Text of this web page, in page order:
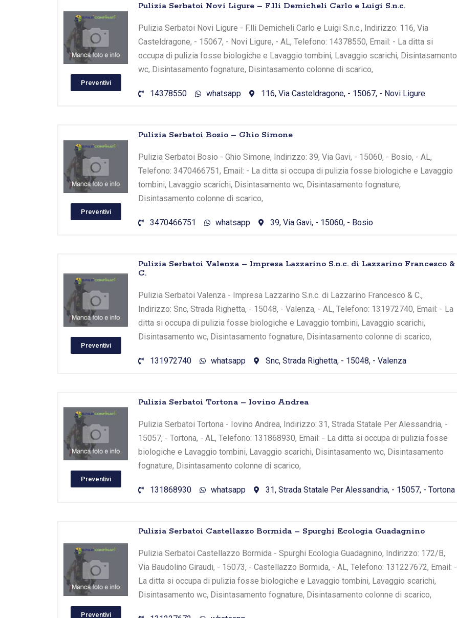
Preventivi
Pulizia Serbatoi Novi Ligure – F.lli Demicheli Carlo e Luigi S.n.c.
Pulizia Serbatoi Novi Ligure - F.lli Demicheli Carlo e Luigi S.n.c., Indirizzo: 116, Via
Casteldragone, - 15067, - Novi Ligure, - AL, Telefono: 14378550, Email: - La ditta si
occupa di pulizia fosse biologiche e Lavaggio tombini, Lavaggio scarichi, Disintasamento
wc, Disintasamento fognature, Disintasamento colonne di scarico,
14378550 whatsapp 116, Via Casteldragone, - 15067, - Novi Ligure
Preventivi
Pulizia Serbatoi Bosio – Ghio Simone
Pulizia Serbatoi Bosio - Ghio Simone, Indirizzo: 39, Via Gavi, - 15060, - Bosio, - AL,
Telefono: 3470466751, Email: - La ditta si occupa di pulizia fosse biologiche e Lavaggio
tombini, Lavaggio scarichi, Disintasamento wc, Disintasamento fognature,
Disintasamento colonne di scarico,
3470466751 whatsapp 39, Via Gavi, - 15060, - Bosio
Preventivi
Pulizia Serbatoi Valenza – Impresa Lazzarino S.n.c. di Lazzarino Francesco &
C.
Pulizia Serbatoi Valenza - Impresa Lazzarino S.n.c. di Lazzarino Francesco & C.,
Indirizzo: Snc, Strada Righetta, - 15048, - Valenza, - AL, Telefono: 131972740, Email: - La
ditta si occupa di pulizia fosse biologiche e Lavaggio tombini, Lavaggio scarichi,
Disintasamento wc, Disintasamento fognature, Disintasamento colonne di scarico,
131972740 whatsapp Snc, Strada Righetta, - 15048, - Valenza
Preventivi
Pulizia Serbatoi Tortona – Iovino Andrea
Pulizia Serbatoi Tortona - Iovino Andrea, Indirizzo: 31, Strada Statale Per Alessandria, -
15057, - Tortona, - AL, Telefono: 131868930, Email: - La ditta si occupa di pulizia fosse
biologiche e Lavaggio tombini, Lavaggio scarichi, Disintasamento wc, Disintasamento
fognature, Disintasamento colonne di scarico,
131868930 whatsapp 31, Strada Statale Per Alessandria, - 15057, - Tortona
Preventivi
Pulizia Serbatoi Castellazzo Bormida – Spurghi Ecologia Guadagnino
Pulizia Serbatoi Castellazzo Bormida - Spurghi Ecologia Guadagnino, Indirizzo: 172/B,
Via Baudolino Giraudi, - 15073, - Castellazzo Bormida, - AL, Telefono: 131227672, Email: -
La ditta si occupa di pulizia fosse biologiche e Lavaggio tombini, Lavaggio scarichi,
Disintasamento wc, Disintasamento fognature, Disintasamento colonne di scarico,